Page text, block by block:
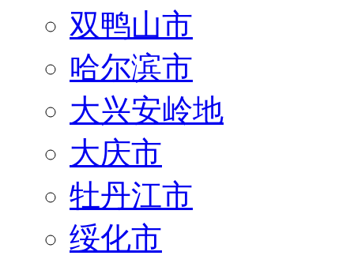
双鸭山市
哈尔滨市
大兴安岭地
大庆市
牡丹江市
绥化市